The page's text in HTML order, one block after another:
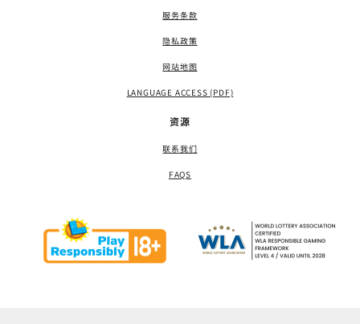
服务条款
隐私政策
网站地图
LANGUAGE ACCESS (PDF)
资源
联系我们
FAQS